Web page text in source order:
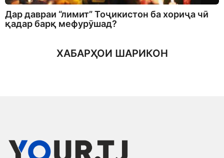
Дар давраи “лимит” Тоҷикистон ба хориҷа чӣ
қадар барқ мефурӯшад?
ХАБАРҲОИ ШАРИКОН